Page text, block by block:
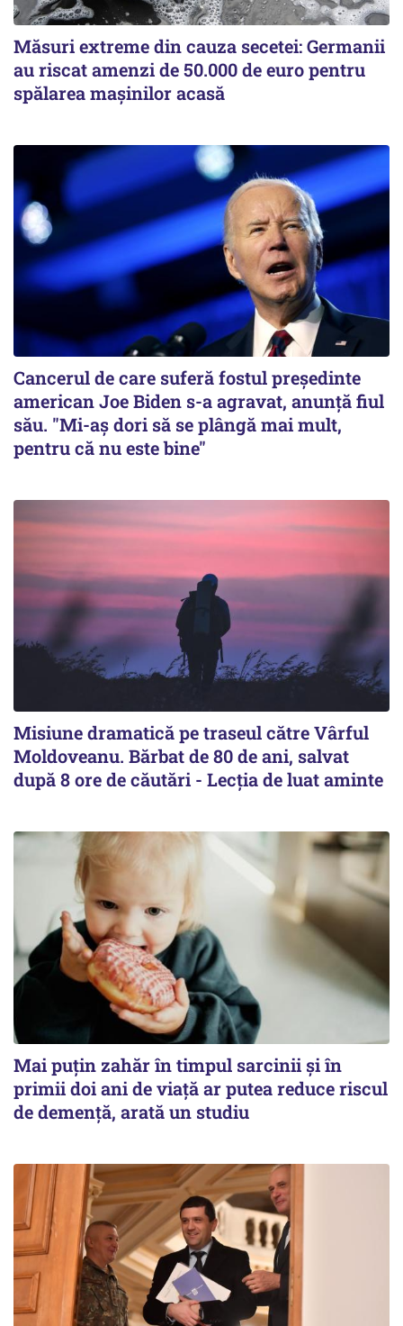
Măsuri extreme din cauza secetei: Germanii
au riscat amenzi de 50.000 de euro pentru
spălarea mașinilor acasă
Cancerul de care suferă fostul preşedinte
american Joe Biden s-a agravat, anunță fiul
său. "Mi-aș dori să se plângă mai mult,
pentru că nu este bine"
Misiune dramatică pe traseul către Vârful
Moldoveanu. Bărbat de 80 de ani, salvat
după 8 ore de căutări - Lecția de luat aminte
Mai puțin zahăr în timpul sarcinii și în
primii doi ani de viață ar putea reduce riscul
de demență, arată un studiu